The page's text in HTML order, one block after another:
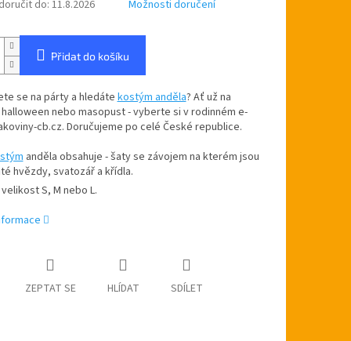
do: 11.8.2026 Možnosti doručení
Přidat do košíku
se na párty a hledátekostým anděla? Ať už na
nebo masopust - vyberte si v rodinném e-
cb.cz. Doručujeme po celé České republice.
anděla obsahuje - šaty se závojem na kterém jsou
hvězdy, svatozář a křídla.
S, M nebo L.
ZEPTAT SE HLÍDAT SDÍLET